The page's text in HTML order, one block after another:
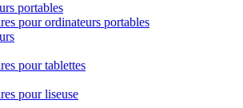
portables
pour ordinateurs portables
pour tablettes
pour liseuse